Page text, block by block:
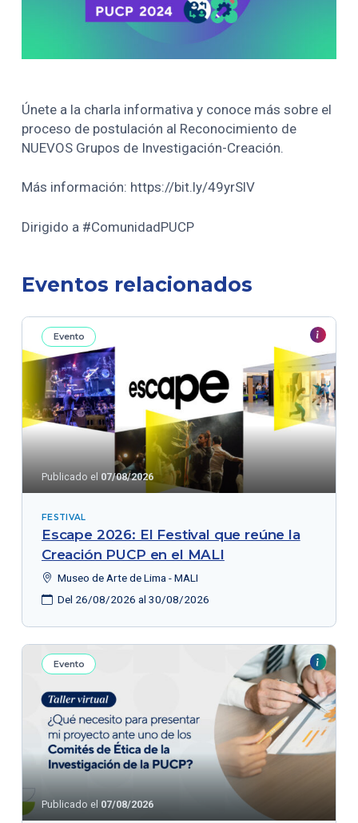
Únete a la charla informativa y conoce más sobre el
proceso de postulación al Reconocimiento de
NUEVOS Grupos de Investigación-Creación.
Más información: https://bit.ly/49yrSlV
Dirigido a #ComunidadPUCP
Eventos relacionados
Evento
Publicado el 07/08/2026
FESTIVAL
Escape 2026: El Festival que reúne la
Creación PUCP en el MALI
Museo de Arte de Lima - MALI
Del 26/08/2026 al 30/08/2026
Evento
Publicado el 07/08/2026